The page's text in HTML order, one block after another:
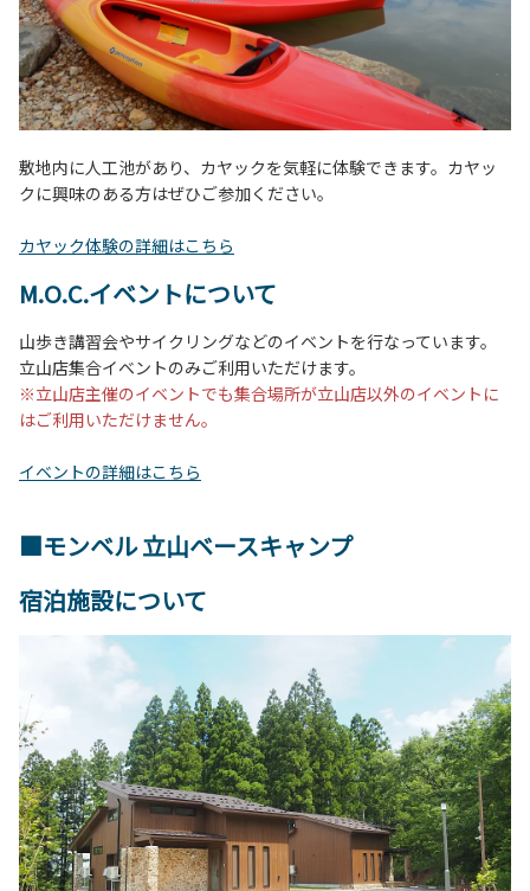
敷地内に人工池があり、カヤックを気軽に体験できます。カヤッ
クに興味のある方はぜひご参加ください。
カヤック体験の詳細はこちら
M.O.C.イベントについて
山歩き講習会やサイクリングなどのイベントを行なっています。
立山店集合イベントのみご利用いただけます。
※立山店主催のイベントでも集合場所が立山店以外のイベントに
はご利用いただけません。
イベントの詳細はこちら
■モンベル 立山ベースキャンプ
宿泊施設について